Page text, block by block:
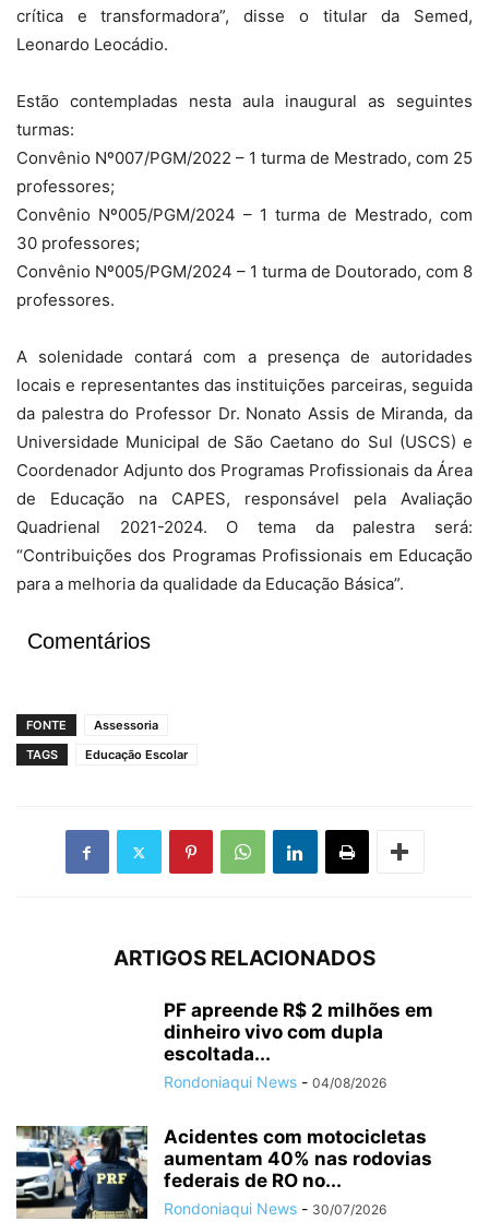
crítica e transformadora”, disse o titular da Semed,
Leonardo Leocádio.
Estão contempladas nesta aula inaugural as seguintes
turmas:
Convênio Nº007/PGM/2022 – 1 turma de Mestrado, com 25
professores;
Convênio Nº005/PGM/2024 – 1 turma de Mestrado, com
30 professores;
Convênio Nº005/PGM/2024 – 1 turma de Doutorado, com 8
professores.
A solenidade contará com a presença de autoridades
locais e representantes das instituições parceiras, seguida
da palestra do Professor Dr. Nonato Assis de Miranda, da
Universidade Municipal de São Caetano do Sul (USCS) e
Coordenador Adjunto dos Programas Profissionais da Área
de Educação na CAPES, responsável pela Avaliação
Quadrienal 2021-2024. O tema da palestra será:
“Contribuições dos Programas Profissionais em Educação
para a melhoria da qualidade da Educação Básica”.
Comentários
FONTE
Assessoria
TAGS
Educação Escolar
ARTIGOS RELACIONADOS
PF apreende R$ 2 milhões em
dinheiro vivo com dupla
escoltada...
Rondoniaqui News - 04/08/2026
Acidentes com motocicletas
aumentam 40% nas rodovias
federais de RO no...
Rondoniaqui News - 30/07/2026